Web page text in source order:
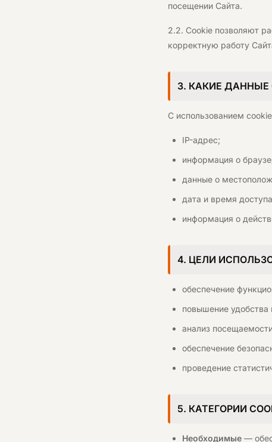
посещении Сайта.
2.2. Cookie позволяют
корректную работу
3. КАКИЕ
С использованием
IP-адрес;
информация о
данные о
дата и время
информация о
4. ЦЕЛИ
обеспечение
повышение удобства
анализ
обеспечение
проведение
5. КАТЕГОРИИ
Необходимые —